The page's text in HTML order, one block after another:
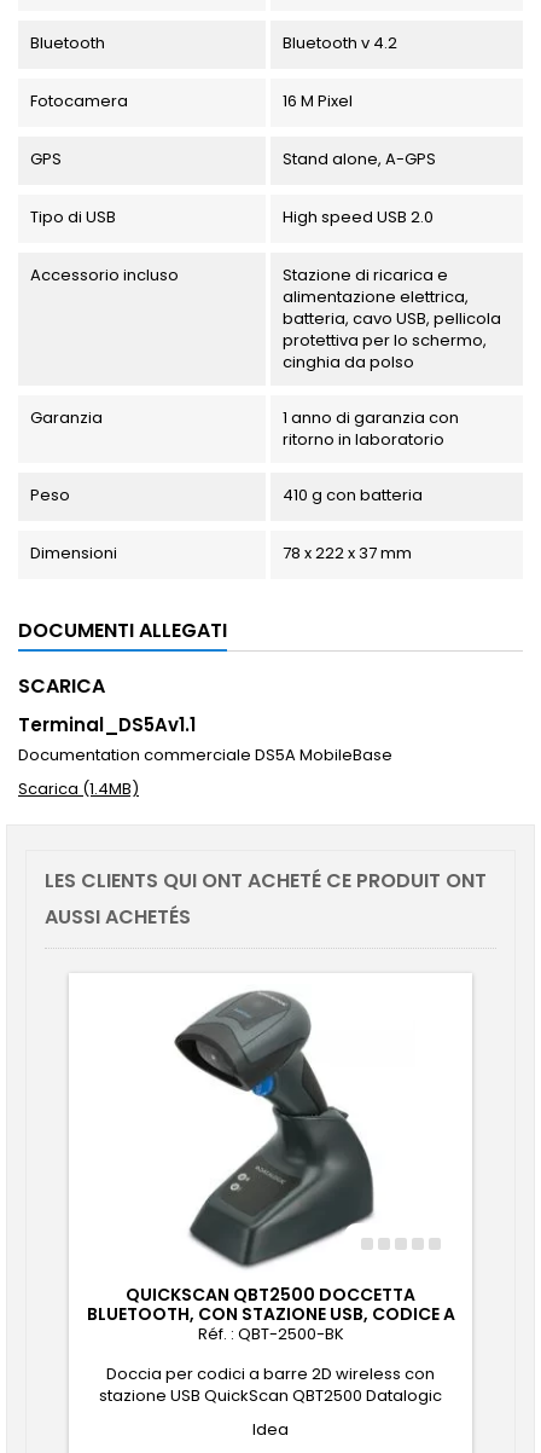
Bluetooth Bluetooth v 4.2
Fotocamera 16 M Pixel
GPS Stand alone, A-GPS
Tipo di USB High speed USB 2.0
Accessorio incluso
Stazione di ricarica e
alimentazione elettrica,
batteria, cavo USB, pellicola
protettiva per lo schermo,
cinghia da polso
Garanzia
1 anno di garanzia con
ritorno in laboratorio
Peso 410 g con batteria
Dimensioni 78 x 222 x 37 mm
DOCUMENTI ALLEGATI
SCARICA
Terminal_DS5Av1.1
Documentation commerciale DS5A MobileBase
Scarica (1.4MB)
LES CLIENTS QUI ONT ACHETÉ CE PRODUIT ONT
AUSSI ACHETÉS
QUICKSCAN QBT2500 DOCCETTA
BLUETOOTH, CON STAZIONE USB, CODICE A
BARRE 1D E 2D, NERO
Réf. : QBT-2500-BK
Doccia per codici a barre 2D wireless con
stazione USB QuickScan QBT2500 Datalogic
Idea